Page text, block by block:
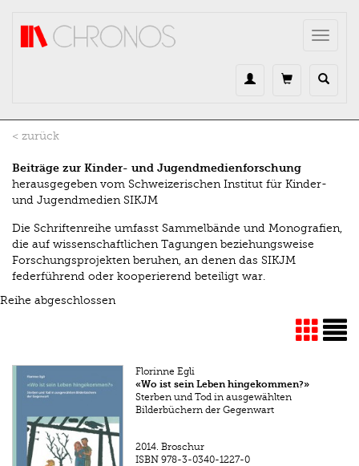
Toggle
< zurück
Beiträge zur Kinder- und Jugendmedienforschung
herausgegeben vom Schweizerischen Institut für Kinder-
und Jugendmedien SIKJM
Die Schriftenreihe umfasst Sammelbände und Monografien,
die auf wissenschaftlichen Tagungen beziehungsweise
Forschungsprojekten beruhen, an denen das SIKJM
federführend oder kooperierend beteiligt war.
Reihe abgeschlossen
Florinne Egli
«Wo ist sein Leben hingekommen?»
Sterben und Tod in ausgewählten
Bilderbüchern der Gegenwart
2014. Broschur
ISBN 978-3-0340-1227-0